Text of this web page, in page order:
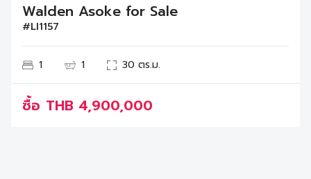
Walden Asoke for Sale
#LI1157
1 1 30 ตร.ม.
ซื้อ THB 4,900,000